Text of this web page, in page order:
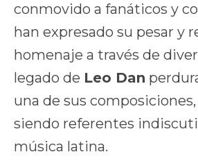
conmovido a fanáticos y
han expresado su pesar y
homenaje a través de
legado de Leo Dan
una de sus
siendo referentes
música latina.